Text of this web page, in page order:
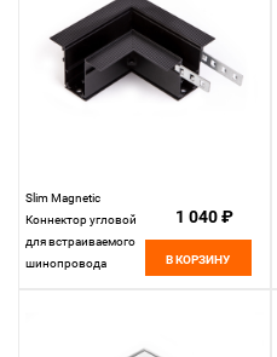
Slim Magnetic
Коннектор угловой
для встраиваемого
шинопровода
1 040 ₽
В КОРЗИНУ